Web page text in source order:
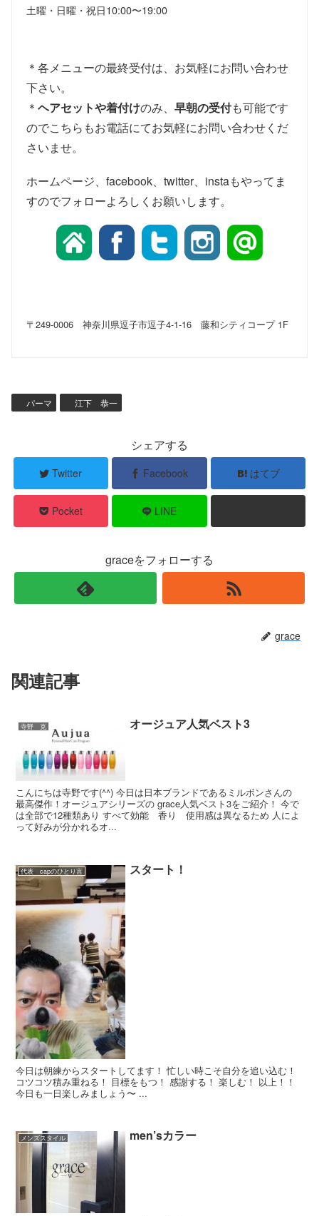
土曜・日曜・祝日10:00〜19:00
＊各メニューの最終受付は、お気軽にお問い合わせ
下さい。
＊ ヘアセットや着付けのみ、 早朝の受付も可能です
のでこちらもお電話にてお気軽にお問い合わせくだ
さいませ。
ホームページ、facebook、twitter、instaもやってま
すのでフォローよろしくお願いします。
〒249-0006 神奈川県逗子市逗子4-1-16 藤和シティコープ 1F
パーマ 江下 恭一
シェアする
Twitter Facebook はてブ
Pocket LINE
graceをフォローする
grace
関連記事
寺野 克 オージュア人気ベスト3
こんにちは寺野です(^^) 今日は日本ブランドであるミルボンさんの
最高傑作！オージュアシリーズの grace人気ベスト3をご紹介！ 今で
は全部で12種類あり すべて効能 香り 使用感は異なるため 人によ
って好みが分かれるオ...
代表 capのひとり言 スタート！
今日は朝練からスタートしてます！ 忙しい時こそ自分を追い込む！
コツコツ積み重ねる！ 目標をもつ！ 感謝する！ 楽しむ！ 以上！！
今日も一日楽しみましょう〜 ...
メンズスタイル men’sカラー